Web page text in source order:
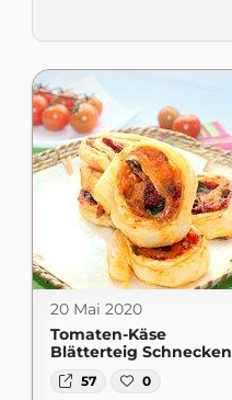
20 Mai 2020
Tomaten-Käse
Blätterteig Schnecken
57 0